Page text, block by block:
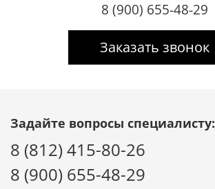
8 (900) 655-48-29
Заказать звонок
Задайте вопросы специалисту:
8 (812) 415-80-26
8 (900) 655-48-29